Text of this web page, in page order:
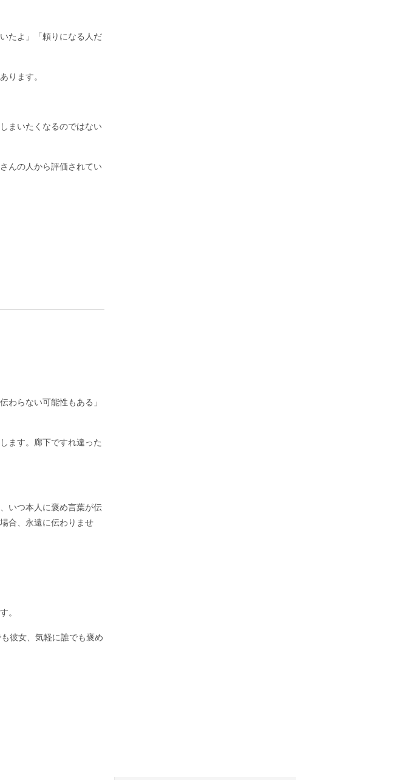
たよ」「頼りになる人だ
ります。
まいたくなるのではない
んの人から評価されてい
わらない可能性もある」
ます。廊下ですれ違った
いつ本人に褒め言葉が伝
合、永遠に伝わりませ
。
彼女、気軽に誰でも褒め